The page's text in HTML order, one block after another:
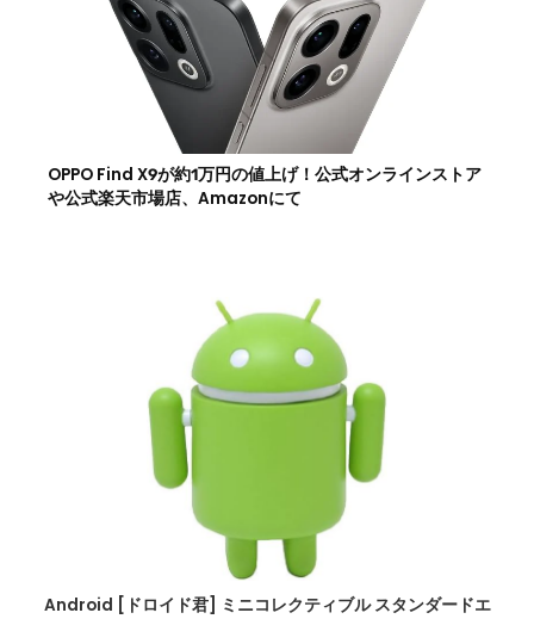
OPPO Find X9が約1万円の値上げ！公式オンラインストア
や公式楽天市場店、Amazonにて
Android [ドロイド君] ミニコレクティブル スタンダードエ